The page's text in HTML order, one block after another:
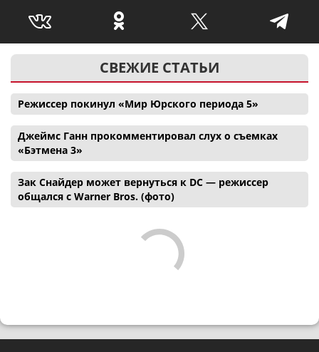
СВЕЖИЕ СТАТЬИ
Режиссер покинул «Мир Юрского периода 5»
Джеймс Ганн прокомментировал слух о съемках
«Бэтмена 3»
Зак Снайдер может вернуться к DC — режиссер
общался с Warner Bros. (фото)